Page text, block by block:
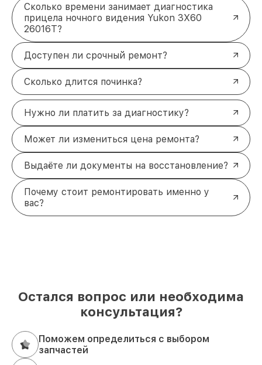
Сколько времени занимает диагностика
прицела ночного видения Yukon 3Х60
26016Т?
Доступен ли срочный ремонт?
Сколько длится починка?
Нужно ли платить за диагностику?
Может ли измениться цена ремонта?
Выдаёте ли документы на восстановление?
Почему стоит ремонтировать именно у
вас?
Остался вопрос или необходима
консультация?
Поможем определиться с выбором
запчастей